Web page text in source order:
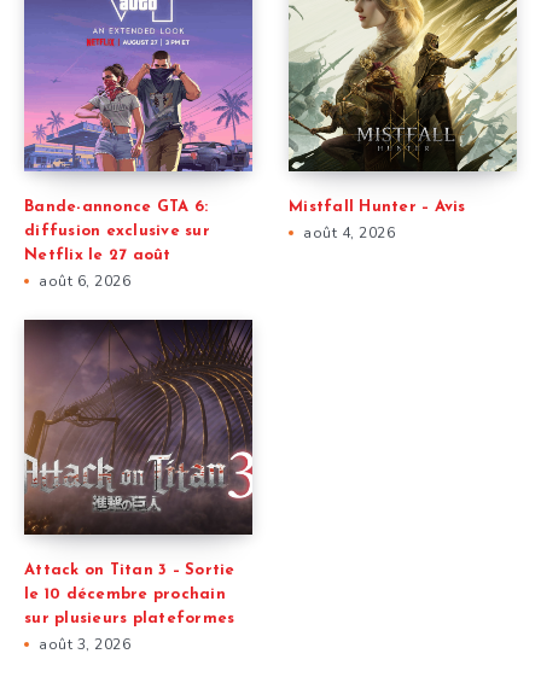
Bande-annonce GTA 6:
diffusion exclusive sur
Netflix le 27 août
août 6, 2026
Mistfall Hunter – Avis
août 4, 2026
Attack on Titan 3 – Sortie
le 10 décembre prochain
sur plusieurs plateformes
août 3, 2026